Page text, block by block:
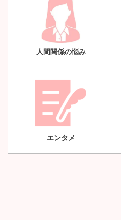
人間関係の悩み
エンタメ